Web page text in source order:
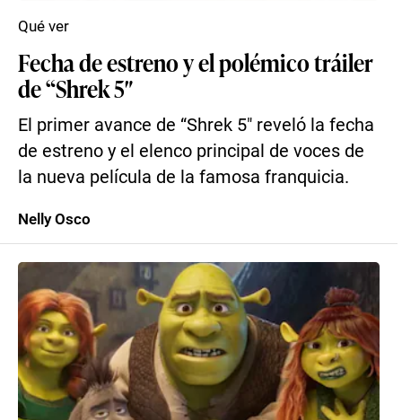
Fecha de estreno y el polémico tráiler
de “Shrek 5″
El primer avance de “Shrek 5″ reveló la fecha
de estreno y el elenco principal de voces de
la nueva película de la famosa franquicia.
Qué ver
Nelly Osco